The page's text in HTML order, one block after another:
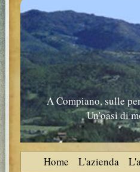
A Compiano, sulle
Un'oasi di
Home L'azienda